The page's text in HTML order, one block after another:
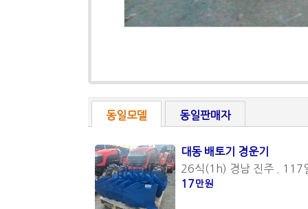
동일모델 동일판매자
대동 배토기 경운기
26식(1h) 경남 진주 . 117
17 만원